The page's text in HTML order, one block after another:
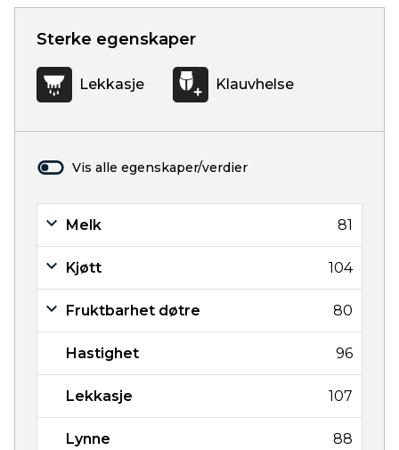
Sterke egenskaper
Lekkasje Klauvhelse
Vis alle egenskaper/verdier
Melk 81
Kjøtt 104
Fruktbarhet døtre 80
Hastighet 96
Lekkasje 107
Lynne 88